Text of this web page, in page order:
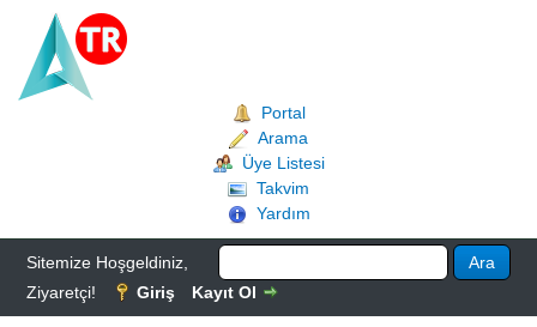
Portal
Arama
Üye Listesi
Takvim
Yardım
Sitemize Hoşgeldiniz,
Ziyaretçi!
Giriş Kayıt Ol